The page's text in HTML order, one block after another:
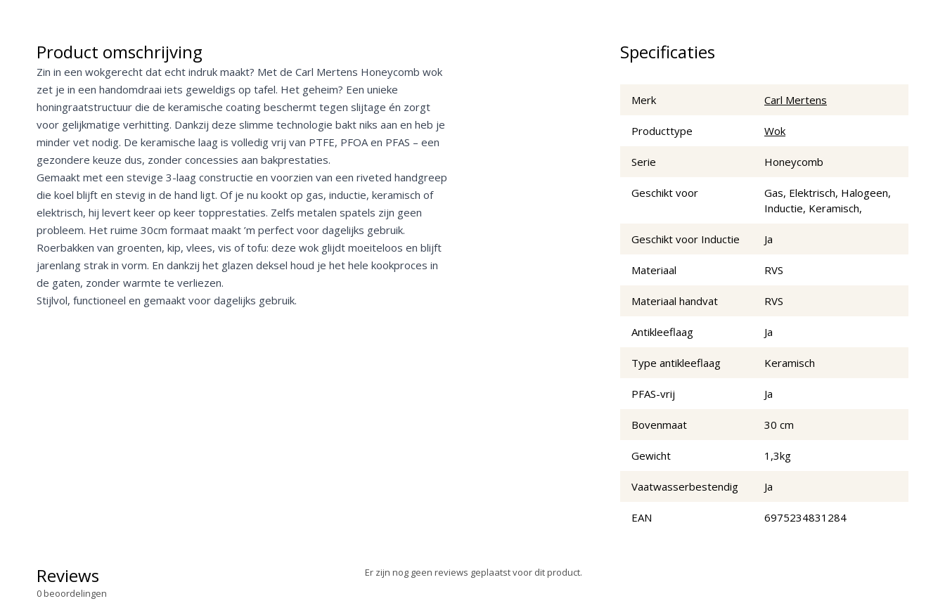
Product omschrijving
Zin in een wokgerecht dat echt indruk maakt? Met de Carl Mertens Honeycomb wok
zet je in een handomdraai iets geweldigs op tafel. Het geheim? Een unieke
honingraatstructuur die de keramische coating beschermt tegen slijtage én zorgt
voor gelijkmatige verhitting. Dankzij deze slimme technologie bakt niks aan en heb je
minder vet nodig. De keramische laag is volledig vrij van PTFE, PFOA en PFAS – een
gezondere keuze dus, zonder concessies aan bakprestaties.
Gemaakt met een stevige 3-laag constructie en voorzien van een riveted handgreep
die koel blijft en stevig in de hand ligt. Of je nu kookt op gas, inductie, keramisch of
elektrisch, hij levert keer op keer topprestaties. Zelfs metalen spatels zijn geen
probleem. Het ruime 30cm formaat maakt ’m perfect voor dagelijks gebruik.
Roerbakken van groenten, kip, vlees, vis of tofu: deze wok glijdt moeiteloos en blijft
jarenlang strak in vorm. En dankzij het glazen deksel houd je het hele kookproces in
de gaten, zonder warmte te verliezen.
Stijlvol, functioneel en gemaakt voor dagelijks gebruik.
Specificaties
Merk Carl Mertens
Producttype Wok
Serie Honeycomb
Geschikt voor
Gas, Elektrisch, Halogeen,
Inductie, Keramisch,
Geschikt voor Inductie Ja
Materiaal RVS
Materiaal handvat RVS
Antikleeflaag Ja
Type antikleeflaag Keramisch
PFAS-vrij Ja
Bovenmaat 30 cm
Gewicht 1,3kg
Vaatwasserbestendig Ja
EAN 6975234831284
Reviews
0beoordelingen
Er zijn nog geen reviews geplaatst voor dit product.